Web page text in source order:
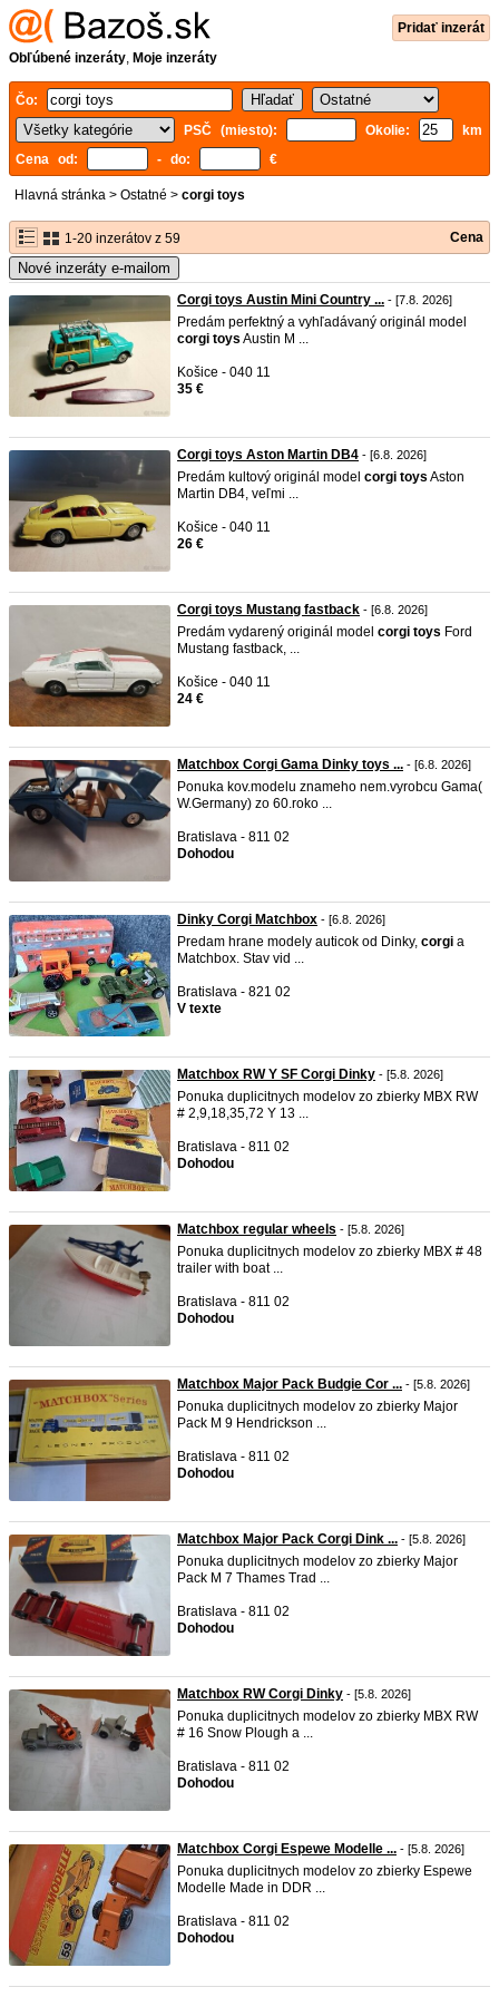
Pridať inzerát
Obľúbené inzeráty, Moje inzeráty
Čo:
PSČ (miesto):
Okolie:
km
Cena od:
- do: €
Hlavná stránka > Ostatné > corgi toys
1-20 inzerátov z 59 Cena
Nové inzeráty e-mailom
Corgi toys Austin Mini Country ... - [7.8. 2026]
Predám perfektný a vyhľadávaný originál model
corgi toys Austin M ...
Košice - 040 11
35 €
Corgi toys Aston Martin DB4 - [6.8. 2026]
Predám kultový originál model corgi toys Aston
Martin DB4, veľmi ...
Košice - 040 11
26 €
Corgi toys Mustang fastback - [6.8. 2026]
Predám vydarený originál model corgi toys Ford
Mustang fastback, ...
Košice - 040 11
24 €
Matchbox Corgi Gama Dinky toys ... - [6.8. 2026]
Ponuka kov.modelu znameho nem.vyrobcu Gama(
W.Germany) zo 60.roko ...
Bratislava - 811 02
Dohodou
Dinky Corgi Matchbox - [6.8. 2026]
Predam hrane modely auticok od Dinky, corgi a
Matchbox. Stav vid ...
Bratislava - 821 02
V texte
Matchbox RW Y SF Corgi Dinky - [5.8. 2026]
Ponuka duplicitnych modelov zo zbierky MBX RW
# 2,9,18,35,72 Y 13 ...
Bratislava - 811 02
Dohodou
Matchbox regular wheels - [5.8. 2026]
Ponuka duplicitnych modelov zo zbierky MBX # 48
trailer with boat ...
Bratislava - 811 02
Dohodou
Matchbox Major Pack Budgie Cor ... - [5.8. 2026]
Ponuka duplicitnych modelov zo zbierky Major
Pack M 9 Hendrickson ...
Bratislava - 811 02
Dohodou
Matchbox Major Pack Corgi Dink ... - [5.8. 2026]
Ponuka duplicitnych modelov zo zbierky Major
Pack M 7 Thames Trad ...
Bratislava - 811 02
Dohodou
Matchbox RW Corgi Dinky - [5.8. 2026]
Ponuka duplicitnych modelov zo zbierky MBX RW
# 16 Snow Plough a ...
Bratislava - 811 02
Dohodou
Matchbox Corgi Espewe Modelle ... - [5.8. 2026]
Ponuka duplicitnych modelov zo zbierky Espewe
Modelle Made in DDR ...
Bratislava - 811 02
Dohodou